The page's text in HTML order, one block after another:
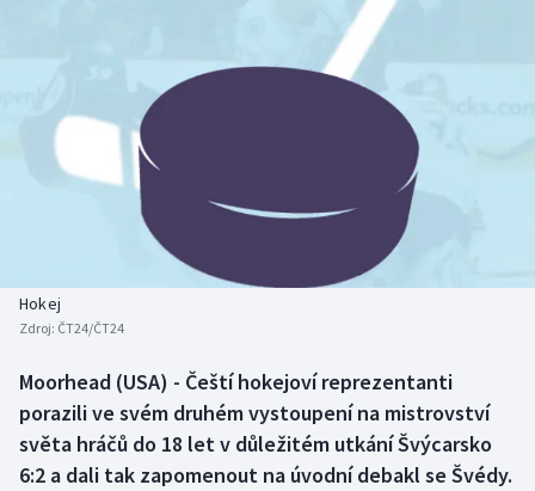
Americký fotbal
Baseball a softbal
Biatlon
Box
Curling
NEPŘEHLÉDNĚTE
Soutěže
Historické návraty
Aplikace ČT sport
Hokej
Zdroj: ČT24/ČT24
Moorhead (USA) - Čeští hokejoví reprezentanti
porazili ve svém druhém vystoupení na mistrovství
světa hráčů do 18 let v důležitém utkání Švýcarsko
6:2 a dali tak zapomenout na úvodní debakl se Švédy.